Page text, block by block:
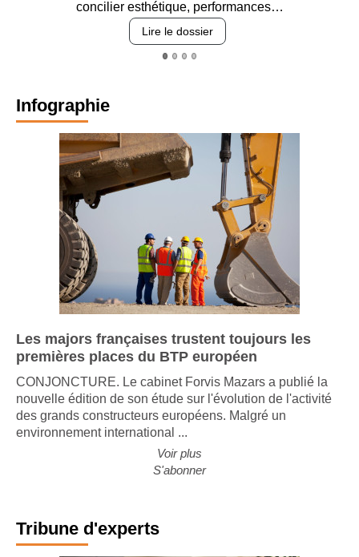
concilier esthétique, performances…
Lire le dossier
Infographie
Les majors françaises trustent toujours les
premières places du BTP européen
CONJONCTURE. Le cabinet Forvis Mazars a publié la
nouvelle édition de son étude sur l'évolution de l'activité
des grands constructeurs européens. Malgré un
environnement international ...
Voir plus
S'abonner
Tribune d'experts